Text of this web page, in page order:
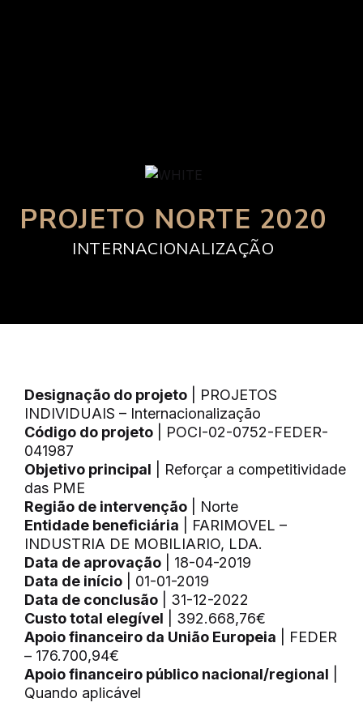
PROJETO NORTE 2020
INTERNACIONALIZAÇÃO
Designação do projeto | PROJETOS
INDIVIDUAIS – Internacionalização
Código do projeto | POCI-02-0752-FEDER-
041987
Objetivo principal | Reforçar a competitividade
das PME
Região de intervenção | Norte
Entidade beneficiária | FARIMOVEL –
INDUSTRIA DE MOBILIARIO, LDA.
Data de aprovação | 18-04-2019
Data de início | 01-01-2019
Data de conclusão | 31-12-2022
Custo total elegível | 392.668,76€
Apoio financeiro da União Europeia | FEDER
– 176.700,94€
Apoio financeiro público nacional/regional
Quando aplicável